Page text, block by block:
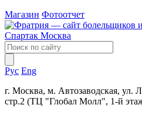
Магазин Фотоотчет
Рус Eng
г. Москва, м. Автозаводская, ул.
стр.2 (ТЦ "Глобал Молл", 1-й